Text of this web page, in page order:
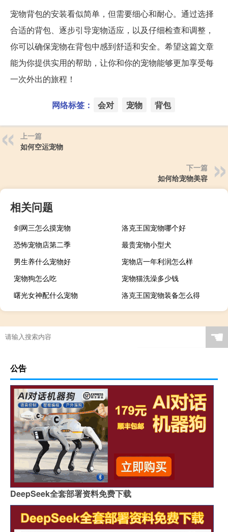
宠物背包的安装看似简单，但需要细心和耐心。通过选择
合适的背包、逐步引导宠物适应，以及仔细检查和调整，
你可以确保宠物在背包中感到舒适和安全。希望这篇文章
能为你提供实用的帮助，让你和你的宠物能够更加享受每
一次外出的旅程！
网络标签： 会对 宠物 背包
上一篇
如何空运宠物
下一篇
如何给宠物美容
相关问题
剑网三怎么摸宠物
洛克王国宠物哪个好
恐怖宠物店第二季
最贵宠物小型犬
男生养什么宠物好
宠物店一年利润怎么样
宠物狗怎么吃
宠物猫洗澡多少钱
曙光女神配什么宠物
洛克王国宠物装备怎么得
☚
公告
DeepSeek全套部署资料免费下载